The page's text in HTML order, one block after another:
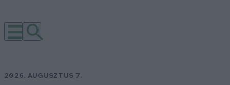
2026. AUGUSZTUS 7.